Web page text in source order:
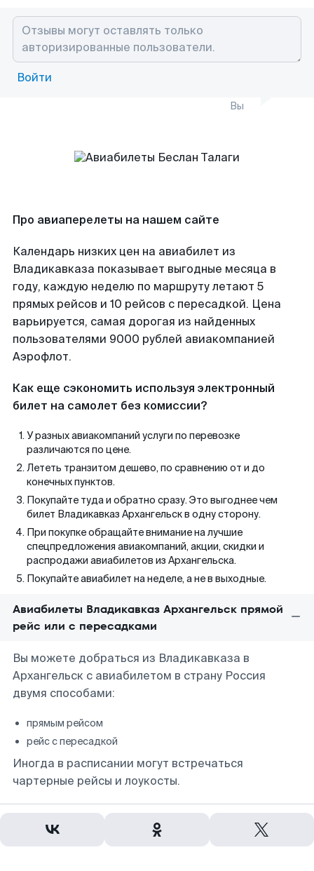
Войти
Вы
Про авиаперелеты на нашем сайте
Календарь низких цен на авиабилет из
Владикавказа показывает выгодные месяца в
году, каждую неделю по маршруту летают 5
прямых рейсов и 10 рейсов с пересадкой. Цена
варьируется, самая дорогая из найденных
пользователями 9000 рублей авиакомпанией
Аэрофлот.
Как еще сэкономить используя электронный
билет на самолет без комиссии?
У разных авиакомпаний услуги по перевозке
различаются по цене.
Лететь транзитом дешево, по сравнению от и до
конечных пунктов.
Покупайте туда и обратно сразу. Это выгоднее чем
билет Владикавказ Архангельск в одну сторону.
При покупке обращайте внимание на лучшие
спецпредложения авиакомпаний, акции, скидки и
распродажи авиабилетов из Архангельска.
Покупайте авиабилет на неделе, а не в выходные.
Авиабилеты Владикавказ Архангельск прямой
рейс или с пересадками
Вы можете добраться из Владикавказа в
Архангельск с авиабилетом в страну Россия
двумя способами:
прямым рейсом
рейс с пересадкой
Иногда в расписании могут встречаться
чартерные рейсы и лоукосты.